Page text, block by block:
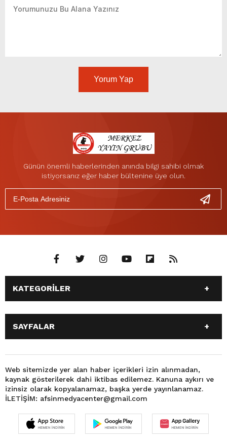
Yorum Yap
Günün önemli haberlerinden anında bilgi sahibi olmak
istiyorsanız eğer haber bültenine üye olun.
KATEGORİLER
ANASAYFA
GÜNDEM
SİYASET
SPOR
EKONOMİ
TEKNOLOJİ
3. SAYFA
BÜYÜKŞEHİR BELEDİYESİ
DÜNYA
FOTO GALERİ
KÜLTÜR SANAT
MAGAZİN
OTOMOBİL
SAĞLIK
VIDEO GALERİ
YEREL HABERLER
KÜNYE
SAYFALAR
SİYASET
EĞİTİM
SPOR
EKONOMİ
TEKNOLOJİ
3. SAYFA
FOTO GALERİ
KÜLTÜR SANAT
MAGAZİN
OTOMOBİL
Web sitemizde yer alan haber içerikleri izin alınmadan,
kaynak gösterilerek dahi iktibas edilemez. Kanuna aykırı ve
izinsiz olarak kopyalanamaz, başka yerde yayınlanamaz.
İLETİŞİM: afsinmedyacenter@gmail.com